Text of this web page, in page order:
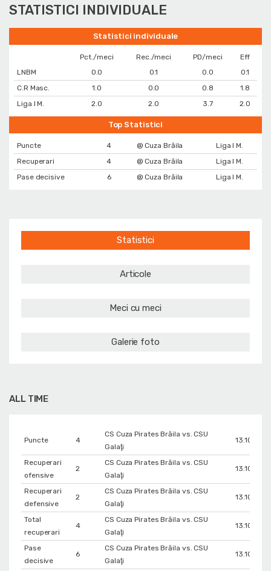
STATISTICI INDIVIDUALE
Statistici individuale
Pct./meci Rec./meci PD/meci
Eff
LNBM
0.0 0.1 0.0
0.1
C.R Masc.
1.0 0.0 0.8
1.8
Liga I M.
2.0 2.0 3.7 2.0
Top Statistici
Puncte 4 @ Cuza Brăila
Liga I M.
Recuperari
4 @ Cuza Brăila
Liga I M.
Pase decisive
6 @ Cuza Brăila Liga I M.
Statistici
Articole
Meci cu meci
Galerie foto
ALL TIME
Puncte 4
CS Cuza Pirates Brăila vs. CSU
Galaţi
13.10.2024
Recuperari
ofensive
2
CS Cuza Pirates Brăila vs. CSU
Galaţi
13.10.2024
Recuperari
defensive
2
CS Cuza Pirates Brăila vs. CSU
Galaţi
13.10.2024
Total
recuperari
4
CS Cuza Pirates Brăila vs. CSU
Galaţi
13.10.2024
Pase
decisive
6
CS Cuza Pirates Brăila vs. CSU
Galaţi
13.10.2024